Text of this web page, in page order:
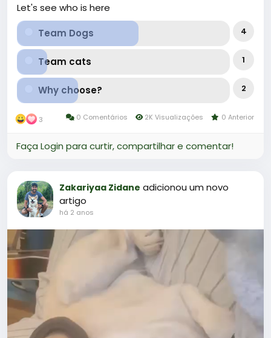
Let's see who is here
Team Dogs
4
Team cats 1
Why choose? 2
3 0 Comentários 2K Visualizações 0 Anterior
Faça Login para curtir, compartilhar e comentar!
Zakariyaa Zidane adicionou um novo
artigo
há 2 anos